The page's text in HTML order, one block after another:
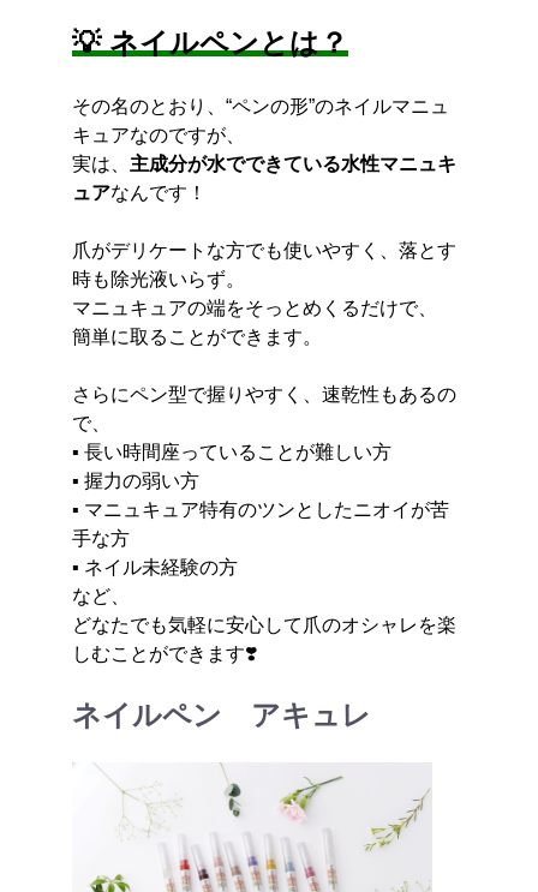
💡 ネイルペンとは？
その名のとおり、“ペンの形”のネイルマニュ
キュアなのですが、
実は、 主成分が水でできている水性マニュキ
ュアなんです！
爪がデリケートな方でも使いやすく、落とす
時も除光液いらず。
マニュキュアの端をそっとめくるだけで、
簡単に取ることができます。
さらにペン型で握りやすく、速乾性もあるの
で、
▪ 長い時間座っていることが難しい方
▪ 握力の弱い方
▪ マニュキュア特有のツンとしたニオイが苦
手な方
▪ ネイル未経験の方
など、
どなたでも気軽に安心して爪のオシャレを楽
しむことができます❣️
ネイルペン アキュレ